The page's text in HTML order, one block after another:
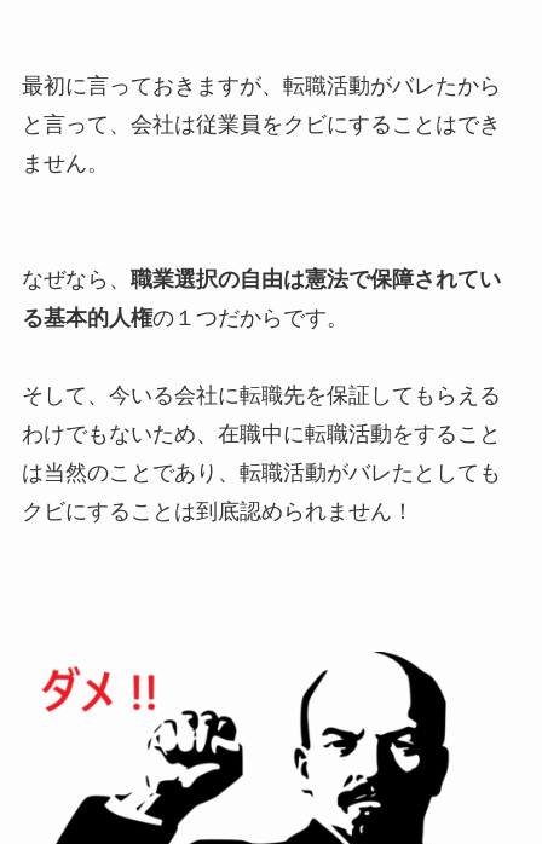
最初に言っておきますが、転職活動がバレたから
と言って、会社は従業員をクビにすることはでき
ません。
なぜなら、 職業選択の自由は憲法で保障されてい
る基本的人権の１つだからです。
そして、今いる会社に転職先を保証してもらえる
わけでもないため、在職中に転職活動をすること
は当然のことであり、転職活動がバレたとしても
クビにすることは到底認められません！